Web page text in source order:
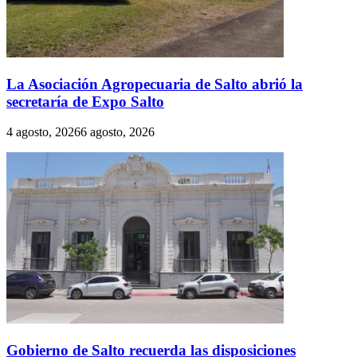
La Asociación Agropecuaria de Salto abrió la
secretaría de Expo Salto
4 agosto, 20266 agosto, 2026
Gobierno de Salto recuerda las disposiciones